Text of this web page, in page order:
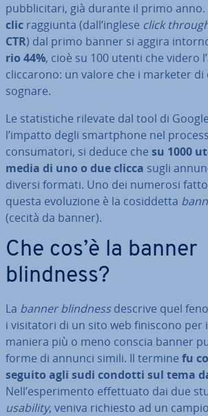
pub­bli­ci­ta­ri, già durante il primo anno.
clic raggiunta (dall’inglese click
CTR) dal primo banner si aggira
rio 44%, cioè su 100 utenti che videro
clic­ca­ro­no: un valore che i marketer
sognare.
Le sta­ti­sti­che rilevate dal tool di
l’impatto degli smart­pho­ne nel
con­su­ma­to­ri, si deduce che su 1000
media di uno o due clicca sugli
diversi formati. Uno dei numerosi
questa evo­lu­zio­ne è la co­sid­det­ta
(cecità da banner).
Che cos’è la banner
blindness?
La banner blindnessdescrive quel
i vi­si­ta­to­ri di un sito web finiscono per
maniera più o meno conscia banner
forme di annunci simili. Il termine fu
seguito agli sudi condotti sul tema
Nell’espe­ri­men­to ef­fet­tua­to dai due
usability, veniva richiesto ad un